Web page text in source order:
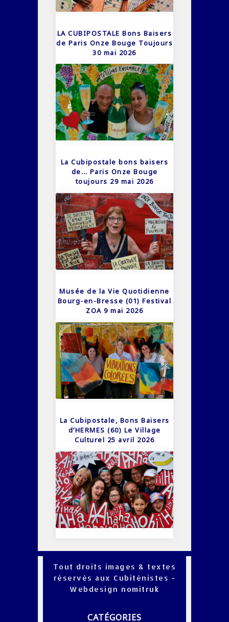
LA CUBIPOSTALE Bons Baisers
de Paris Onze Bouge Toujours
30 mai 2026
La Cubipostale bons baisers
de… Paris Onze Bouge
toujours 29 mai 2026
Musée de la Vie Quotidienne
Bourg-en-Bresse (01) Festival
ZOA 9 mai 2026
La Cubipostale, Bons Baisers
d’HERMES (60) Le Village
Culturel 25 avril 2026
Tout droits images & textes
réservés aux Cubiténistes -
Webdesign nomitruk
CATÉGORIES